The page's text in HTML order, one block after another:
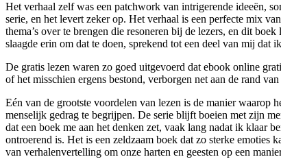
Het verhaal zelf was een patchwork van intrigerende ideeën,
serie, en het levert zeker op. Het verhaal is een perfecte mix
thema’s over te brengen die resoneren bij de lezers, en dit
slaagde erin om dat te doen, sprekend tot een deel van mij dat
De gratis lezen waren zo goed uitgevoerd dat ebook online
of het misschien ergens bestond, verborgen net aan de rand
Eén van de grootste voordelen van lezen is de manier waarop
menselijk gedrag te begrijpen. De serie blijft boeien met zijn
dat een boek me aan het denken zet, vaak lang nadat ik klaar
ontroerend is. Het is een zeldzaam boek dat zo sterke emoties
van verhalenvertelling om onze harten en geesten op een